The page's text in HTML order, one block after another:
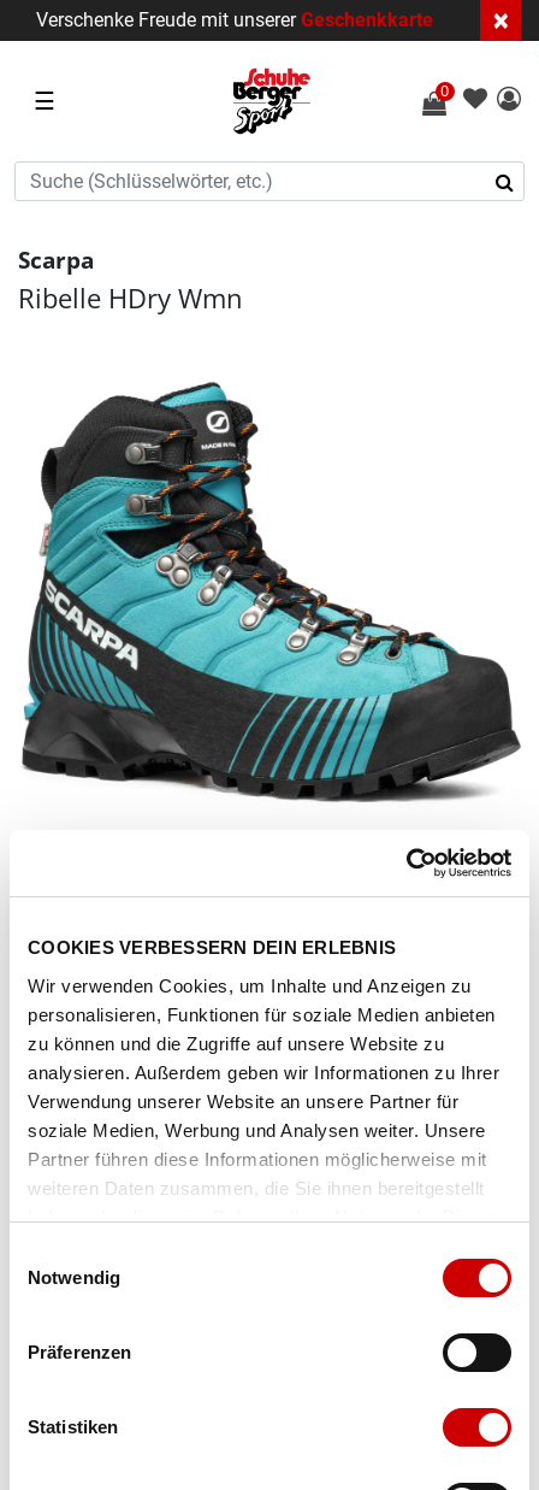
COOKIES VERBESSERN DEIN ERLEBNIS
Wir verwenden Cookies, um Inhalte und Anzeigen zu
personalisieren, Funktionen für soziale Medien anbieten
zu können und die Zugriffe auf unsere Website zu
analysieren. Außerdem geben wir Informationen zu Ihrer
Verwendung unserer Website an unsere Partner für
soziale Medien, Werbung und Analysen weiter. Unsere
Partner führen diese Informationen möglicherweise mit
weiteren Daten zusammen, die Sie ihnen bereitgestellt
haben oder die sie im Rahmen Ihrer Nutzung der Dienste
Notwendig
Präferenzen
Statistiken
Verschenke Freude mit unsererGeschenkkarte ×
☰ 0
Scarpa
Ribelle HDry Wmn
Artikel-Nr.71088-252-ceramic-baltic
Farbe ceramic/baltic
IN DEN WARENKORB